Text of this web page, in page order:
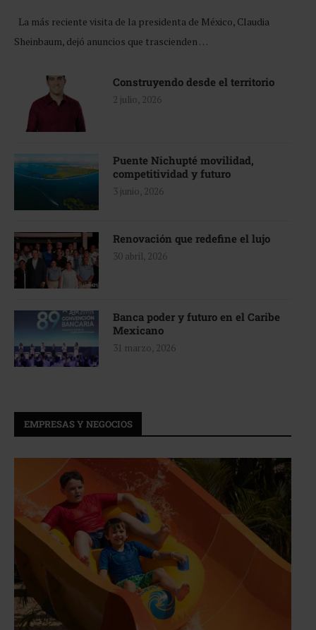
La más reciente visita de la presidenta de México, Claudia
Sheinbaum, dejó anuncios que trascienden …
Construyendo desde el territorio
2 julio, 2026
Puente Nichupté movilidad,
competitividad y futuro
3 junio, 2026
Renovación que redefine el lujo
30 abril, 2026
Banca poder y futuro en el Caribe
Mexicano
31 marzo, 2026
EMPRESAS Y NEGOCIOS